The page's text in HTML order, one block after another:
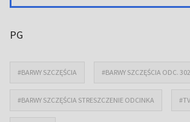
PG
#BARWY SZCZĘŚCIA #BARWY SZCZĘŚCIA ODC.
#BARWY SZCZĘŚCIA STRESZCZENIE ODCINKA